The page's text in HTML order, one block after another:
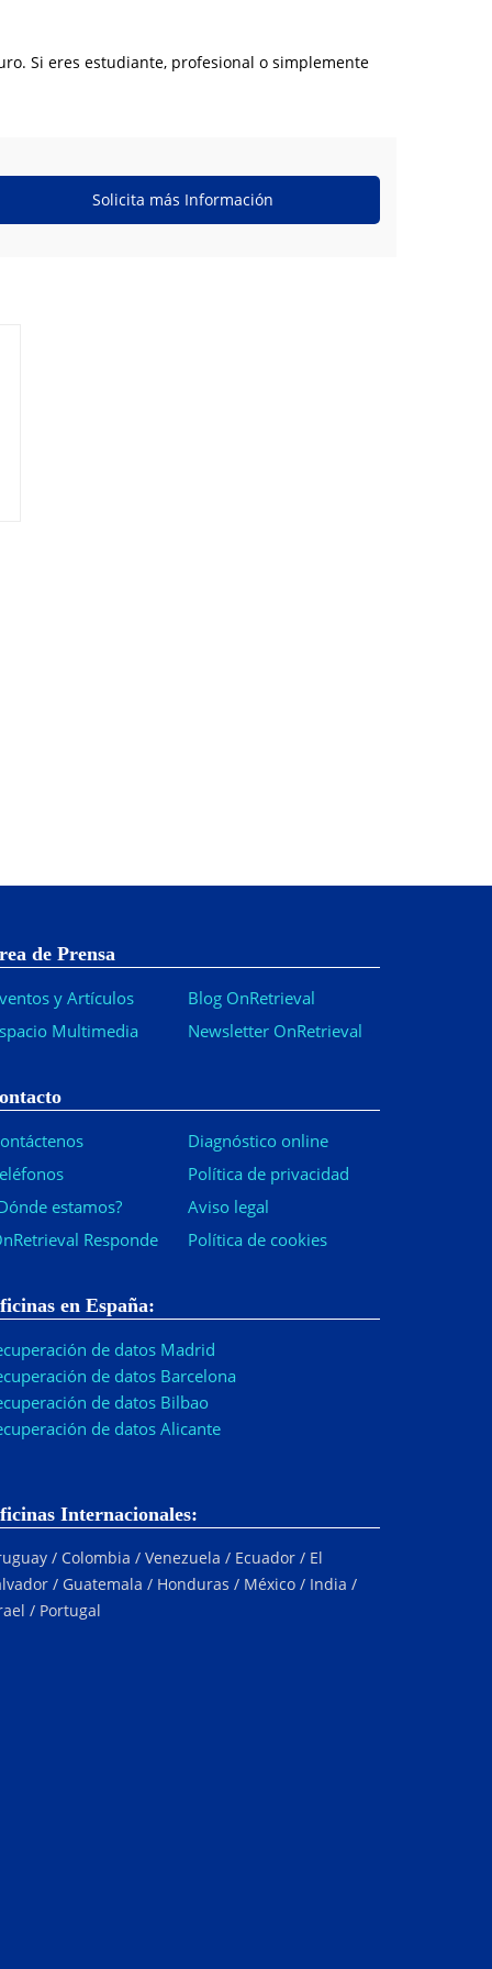
Si eres estudiante, profesional o simplemente
Solicita más Información
de Prensa
y Artículos
Multimedia
Blog OnRetrieval
Newsletter OnRetrieval
estamos?
Responde
Diagnóstico online
Política de privacidad
Aviso legal
Política de cookies
en España:
de datos Madrid
de datos Barcelona
de datos Bilbao
de datos Alicante
Internacionales:
/ Colombia / Venezuela / Ecuador / El
/ Guatemala / Honduras / México / India /
/ Portugal